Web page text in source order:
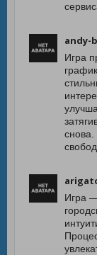
andy-
Игра
снова.
Игра